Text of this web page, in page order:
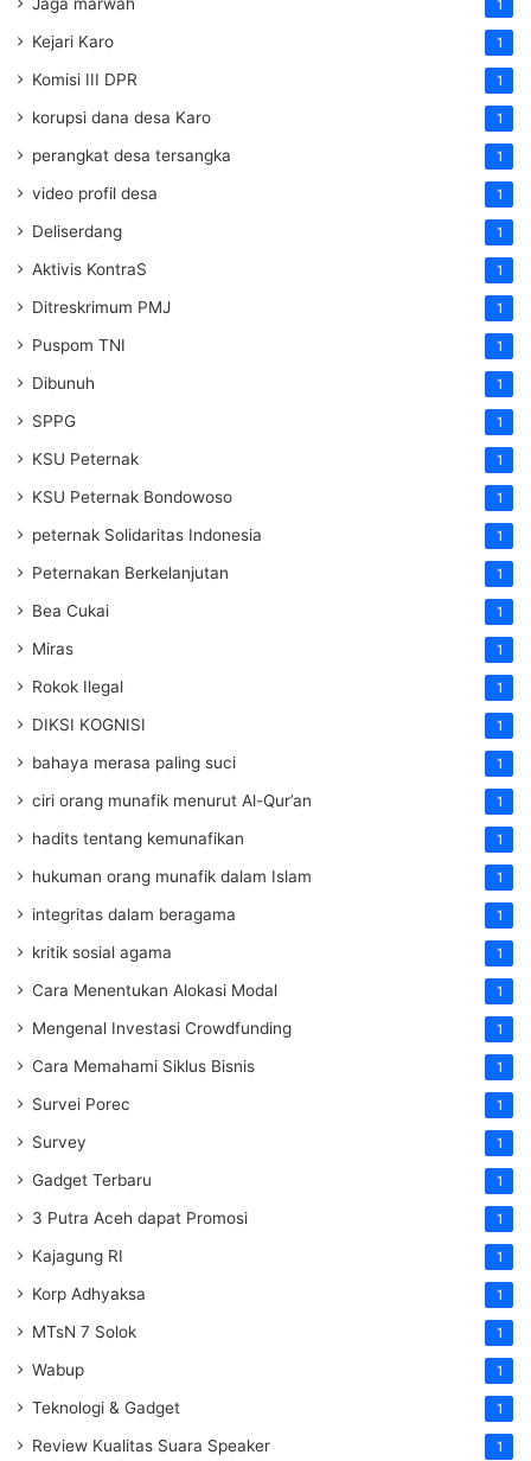
Jaga marwah 1
Kejari Karo 1
Komisi III DPR 1
korupsi dana desa Karo 1
perangkat desa tersangka 1
video profil desa 1
Deliserdang 1
Aktivis KontraS 1
Ditreskrimum PMJ 1
Puspom TNI 1
Dibunuh 1
SPPG 1
KSU Peternak 1
KSU Peternak Bondowoso 1
peternak Solidaritas Indonesia 1
Peternakan Berkelanjutan 1
Bea Cukai 1
Miras 1
Rokok Ilegal 1
DIKSI KOGNISI 1
bahaya merasa paling suci 1
ciri orang munafik menurut Al-Qur’an 1
hadits tentang kemunafikan 1
hukuman orang munafik dalam Islam 1
integritas dalam beragama 1
kritik sosial agama 1
Cara Menentukan Alokasi Modal 1
Mengenal Investasi Crowdfunding 1
Cara Memahami Siklus Bisnis 1
Survei Porec 1
Survey 1
Gadget Terbaru 1
3 Putra Aceh dapat Promosi 1
Kajagung RI 1
Korp Adhyaksa 1
MTsN 7 Solok 1
Wabup 1
Teknologi & Gadget 1
Review Kualitas Suara Speaker 1